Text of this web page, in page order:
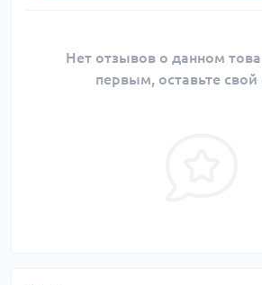
Нет отзывов о данном
первым, оставьте свой